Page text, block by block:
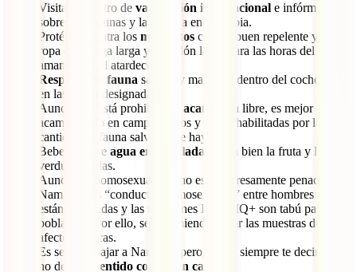
Visita un centro de vacunación internacional e infórmate
sobre las vacunas y la malaria en Namibia.
Protégete contra los mosquitos con un buen repelente y lleva
ropa de manga larga y pantalón largo para las horas del
amanecer y el atardecer.
Respeta a la fauna salvaje y mantente dentro del coche salvo
en las zonas designadas.
Aunque no está prohibida la acampada libre, es mejor
acampar solo en campamentos y zonas habilitadas por la
cantidad de fauna salvaje que hay.
Bebe siempre agua embotellada
y lava bien la fruta y la
verdura crudas.
Aunque la homosexualidad no está expresamente penada en
Namibia, las “conductas homosexuales” entre hombres sí
están castigadas y las relaciones LGTBIQ+ son tabú para la
población. Por ello, se recomienda evitar las muestras de
afecto públicas.
Es seguro viajar a Namibia, pero, como siempre te decimos,
no dejes el
sentido común en casa